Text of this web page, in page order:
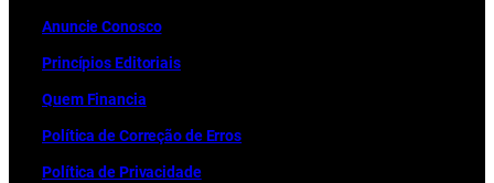
Anuncie Conosco
Princípios Editoriais
Quem Financia
Política de Correção de Erros
Política de Privacidade